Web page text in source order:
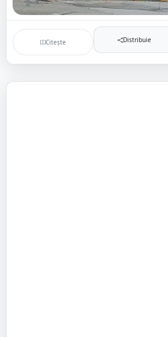
Citește Distribuie